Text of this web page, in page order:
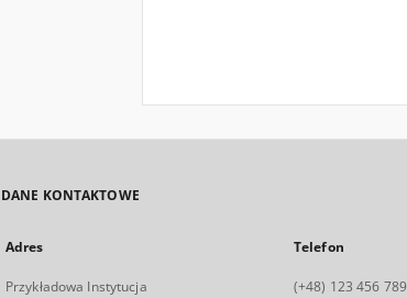
DANE KONTAKTOWE
Adres
Przykładowa Instytucja
Telefon
(+48) 123 456 789